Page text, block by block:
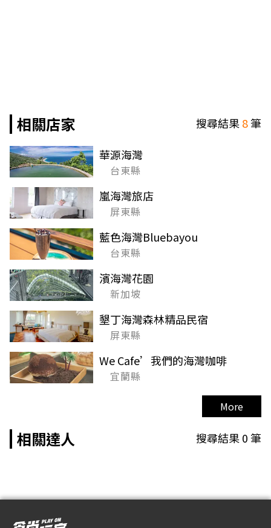
相關店家 搜尋結果8筆
華源海灣
台東縣
嵐海灣旅店
屏東縣
藍色海灣Bluebayou
台東縣
濱海灣花園
新加坡
墾丁海灣森林精品民宿
屏東縣
We Cafe’我們的海灣咖啡
宜蘭縣
More
相關達人 搜尋結果0筆